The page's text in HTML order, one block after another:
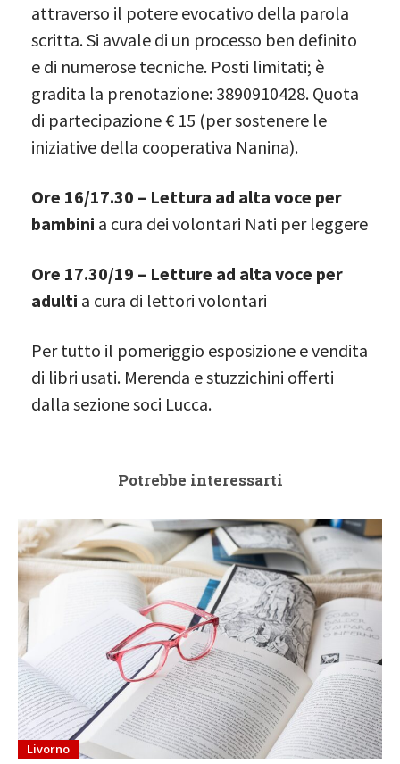
attraverso il potere evocativo della parola
scritta. Si avvale di un processo ben definito
e di numerose tecniche. Posti limitati; è
gradita la prenotazione: 3890910428. Quota
di partecipazione € 15 (per sostenere le
iniziative della cooperativa Nanina).
Ore 16/17.30 – Lettura ad alta voce per
bambini a cura dei volontari Nati per leggere
Ore 17.30/19 – Letture ad alta voce per
adulti a cura di lettori volontari
Per tutto il pomeriggio esposizione e vendita
di libri usati. Merenda e stuzzichini offerti
dalla sezione soci Lucca.
Potrebbe interessarti
Livorno